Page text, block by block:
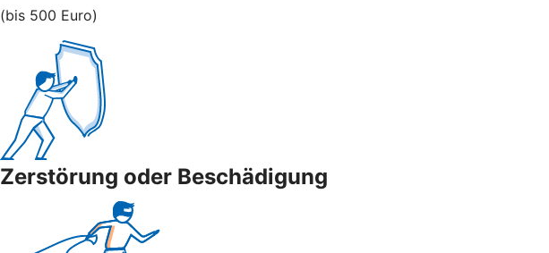
(bis 500 Euro)
Zerstörung oder Beschädigung